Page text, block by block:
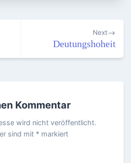
Next
Deutungshoheit
Kommentar
wird nicht veröffentlicht.
sind mit * markiert